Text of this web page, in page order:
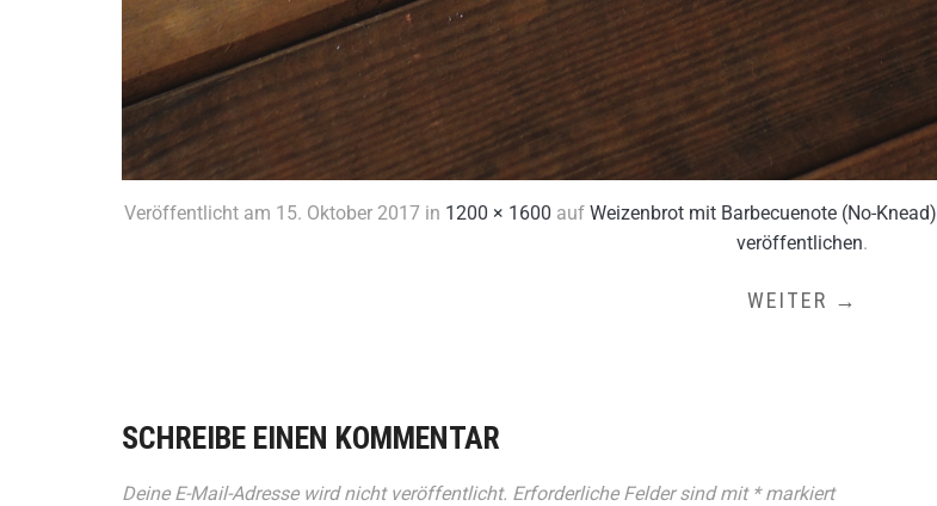
Veröffentlicht am 15. Oktober 2017in 1200 × 1600 auf Weizenbrot mit Barbecuenote (No-Knead)
veröffentlichen.
WEITER →
SCHREIBE EINEN KOMMENTAR
Deine E-Mail-Adresse wird nicht veröffentlicht. Erforderliche Felder sind mit *markiert